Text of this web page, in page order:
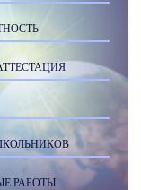
РАБОТЫ